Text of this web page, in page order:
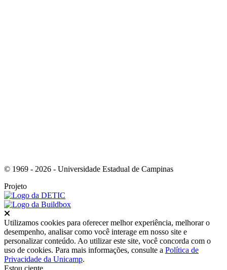
© 1969 - 2026 - Universidade Estadual de Campinas
Projeto
Utilizamos cookies para oferecer melhor experiência, melhorar o
desempenho, analisar como você interage em nosso site e
personalizar conteúdo. Ao utilizar este site, você concorda com o
uso de cookies. Para mais informações, consulte a Política de
Privacidade da Unicamp.
Estou ciente